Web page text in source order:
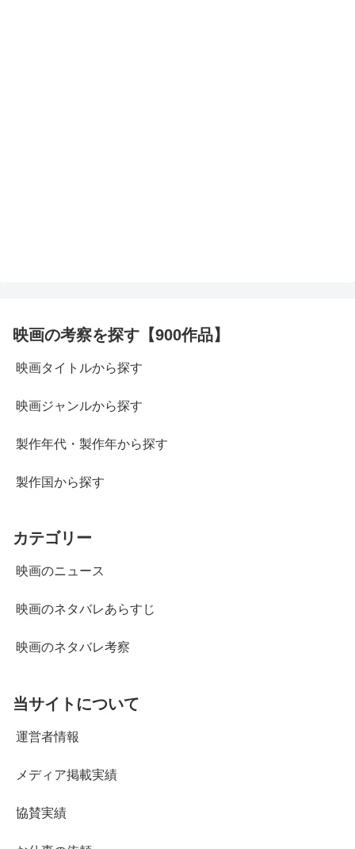
映画の考察を探す【900作品】
映画タイトルから探す
映画ジャンルから探す
製作年代・製作年から探す
製作国から探す
カテゴリー
映画のニュース
映画のネタバレあらすじ
映画のネタバレ考察
当サイトについて
運営者情報
メディア掲載実績
協賛実績